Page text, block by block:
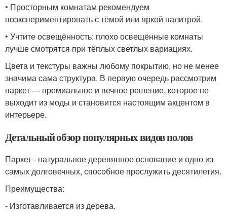
• Просторным комнатам рекомендуем
поэкспериментировать с тёмой или яркой палитрой.
• Учтите освещённость: плохо освещённые комнаты
лучше смотрятся при тёплых светлых вариациях.
Цвета и текстуры важны любому покрытию, но не менее
значима сама структура. В первую очередь рассмотрим
паркет — премиальное и вечное решение, которое не
выходит из моды и становится настоящим акцентом в
интерьере.
Детальный обзор популярных видов полов
Паркет - натуральное деревянное основание и одно из
самых долговечных, способное прослужить десятилетия.
Преимущества:
- Изготавливается из дерева.